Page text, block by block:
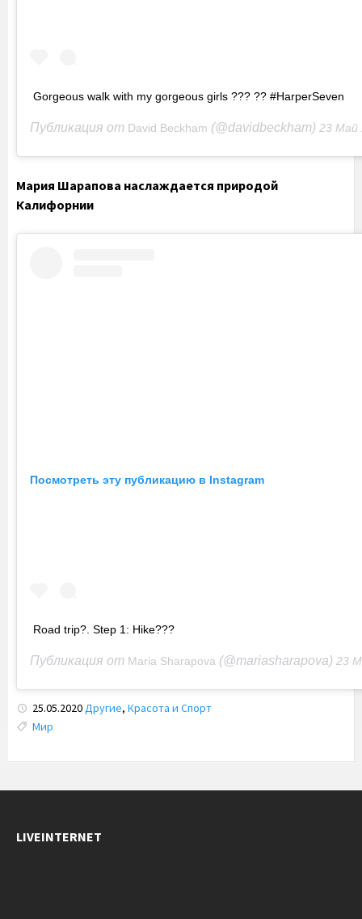
Gorgeous walk with my gorgeous girls ??? ?? #HarperSeven
Публикация от David Beckham (@davidbeckham) 23 Май 2020 в
Мария Шарапова наслаждается природой
Калифорнии
Посмотреть эту публикацию в Instagram
Road trip?. Step 1: Hike???
Публикация от Maria Sharapova (@mariasharapova) 23 Май 2020 в
25.05.2020Другие, Красота и Спорт
Tags:
Мир
LIVEINTERNET